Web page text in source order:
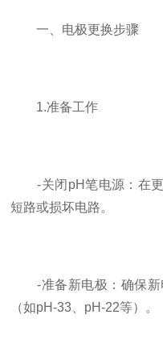
一、电极更换步骤
1.准备工作
-关闭pH笔电源：在更
短路或损坏电路。
-准备新电极：确保新
（如pH-33、pH-22等）。